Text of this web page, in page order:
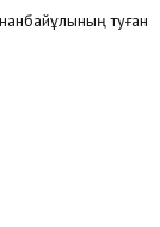
туған